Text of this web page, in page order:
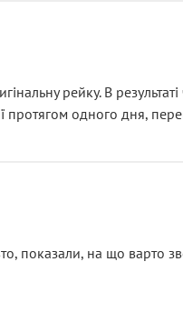
рейку. В
протягом одного дня,
на що варто